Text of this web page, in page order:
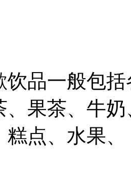
饮品一般包
、果茶、牛
糕点、水果